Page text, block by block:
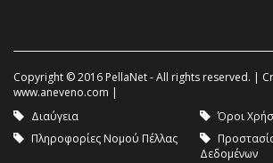
Copyright © 2016 PellaNet - All rights reserved. |
www.aneveno.com |
Διαύγεια
Όροι
Πληροφορίες Νομού Πέλλας
Δεδομένων